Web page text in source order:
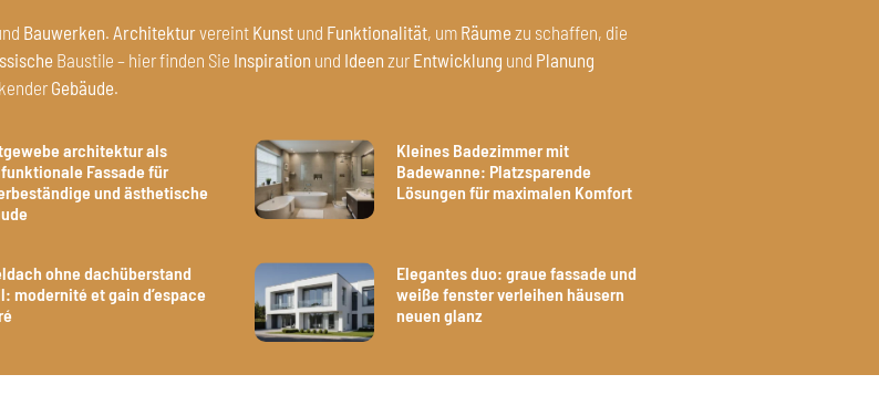
Bauwerken. Architekturvereint Kunst und Funktionalität, um Räume zu schaffen, die
Baustile – hier finden Sie Inspiration und Ideen zur Entwicklung und Planung
Gebäude.
architektur als
Fassade für
und ästhetische
Kleines Badezimmer mit
Badewanne: Platzsparende
Lösungen für maximalen Komfort
ohne dachüberstand
modernité et gain d’espace
Elegantes duo: graue fassade und
weiße fenster verleihen häusern
neuen glanz